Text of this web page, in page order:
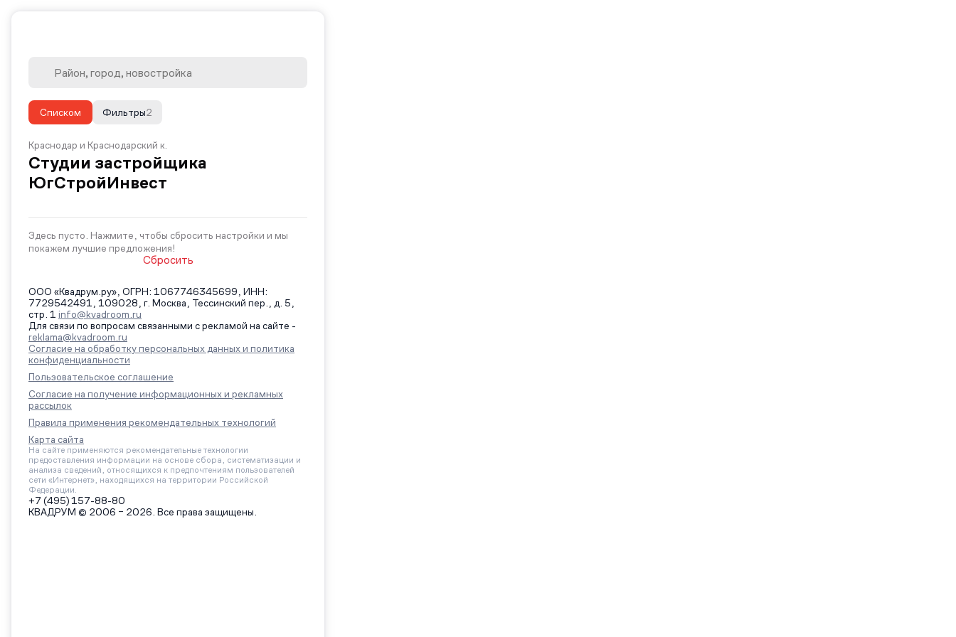
Списком 2
Фильтры
Краснодар и Краснодарский к.
Студии застройщика
ЮгСтройИнвест
Здесь пусто. Нажмите, чтобы сбросить настройки и мы
покажем лучшие предложения!
Сбросить
ООО «Квадрум.ру», ОГРН: 1067746345699, ИНН:
7729542491, 109028, г. Москва, Тессинский пер., д. 5,
стр. 1 info@kvadroom.ru
Для связи по вопросам связанными с рекламой на сайте -
reklama@kvadroom.ru
Согласие на обработку персональных данных и политика
конфиденциальности
Пользовательское соглашение
Согласие на получение информационных и рекламных
рассылок
Правила применения рекомендательных технологий
Карта сайта
На сайте применяются рекомендательные технологии
предоставления информации на основе сбора, систематизации и
анализа сведений, относящихся к предпочтениям пользователей
сети «Интернет», находящихся на территории Российской
Федерации.
+7 (495) 157-88-80
КВАДРУМ © 2006 – 2026. Все права защищены.